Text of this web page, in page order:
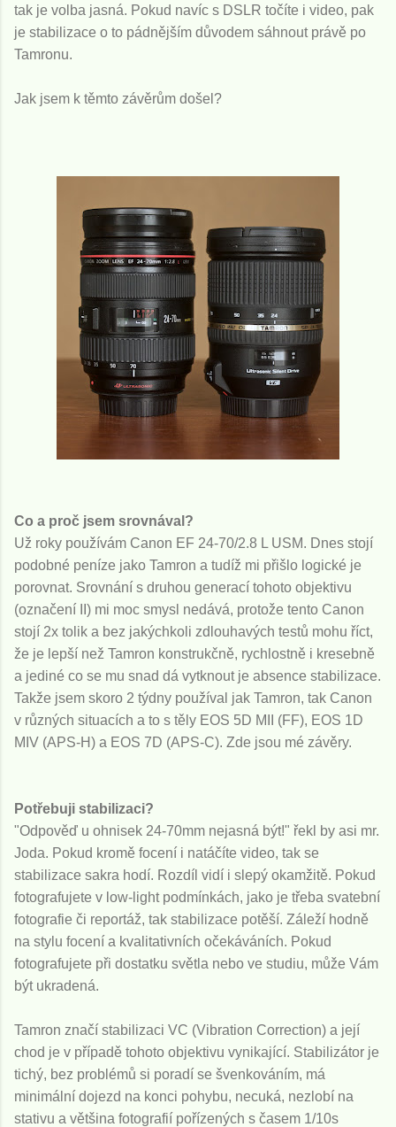
tak je volba jasná. Pokud navíc s DSLR točíte i video, pak
je stabilizace o to pádnějším důvodem sáhnout právě po
Tamronu.
Jak jsem k těmto závěrům došel?
Co a proč jsem srovnával?
Už roky používám Canon EF 24-70/2.8 L USM. Dnes stojí
podobné peníze jako Tamron a tudíž mi přišlo logické je
porovnat. Srovnání s druhou generací tohoto objektivu
(označení II) mi moc smysl nedává, protože tento Canon
stojí 2x tolik a bez jakýchkoli zdlouhavých testů mohu říct,
že je lepší než Tamron konstrukčně, rychlostně i kresebně
a jediné co se mu snad dá vytknout je absence stabilizace.
Takže jsem skoro 2 týdny používal jak Tamron, tak Canon
v různých situacích a to s těly EOS 5D MII (FF), EOS 1D
MIV (APS-H) a EOS 7D (APS-C). Zde jsou mé závěry.
Potřebuji stabilizaci?
"Odpověď u ohnisek 24-70mm nejasná být!" řekl by asi mr.
Joda. Pokud kromě focení i natáčíte video, tak se
stabilizace sakra hodí. Rozdíl vidí i slepý okamžitě. Pokud
fotografujete v low-light podmínkách, jako je třeba svatební
fotografie či reportáž, tak stabilizace potěší. Záleží hodně
na stylu focení a kvalitativních očekáváních. Pokud
fotografujete při dostatku světla nebo ve studiu, může Vám
být ukradená.
Tamron značí stabilizaci VC (Vibration Correction) a její
chod je v případě tohoto objektivu vynikající. Stabilizátor je
tichý, bez problémů si poradí se švenkováním, má
minimální dojezd na konci pohybu, necuká, nezlobí na
stativu a většina fotografií pořízených s časem 1/10s